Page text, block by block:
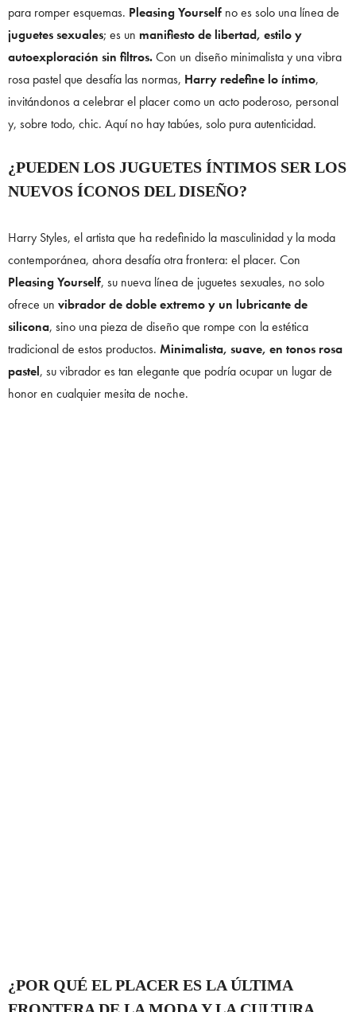
para romper esquemas. Pleasing Yourself no es solo una línea de
juguetes sexuales; es un manifiesto de libertad, estilo y
autoexploración sin filtros.Con un diseño minimalista y una vibra
rosa pastel que desafía las normas, Harry redefine lo íntimo,
invitándonos a celebrar el placer como un acto poderoso, personal
y, sobre todo, chic. Aquí no hay tabúes, solo pura autenticidad.
¿PUEDEN LOS JUGUETES ÍNTIMOS SER LOS
NUEVOS ÍCONOS DEL DISEÑO?
Harry Styles, el artista que ha redefinido la masculinidad y la moda
contemporánea, ahora desafía otra frontera: el placer. Con
Pleasing Yourself, su nueva línea de juguetes sexuales, no solo
ofrece un vibrador de doble extremo y un lubricante de
silicona, sino una pieza de diseño que rompe con la estética
tradicional de estos productos. Minimalista, suave, en tonos rosa
pastel, su vibrador es tan elegante que podría ocupar un lugar de
honor en cualquier mesita de noche.
¿POR QUÉ EL PLACER ES LA ÚLTIMA